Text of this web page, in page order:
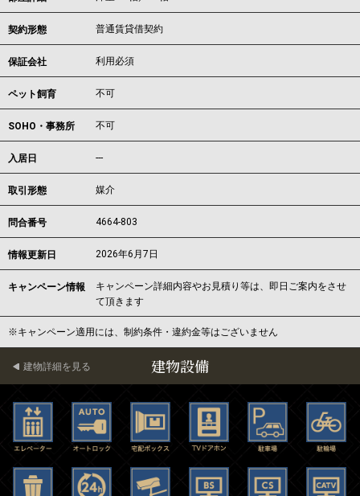
契約形態 普通賃貸借契約
保証会社 利用必須
ペット飼育 不可
SOHO・事務所 不可
入居日 ---
取引形態 媒介
問合番号 4664-803
情報更新日 2026年6月7日
キャンペーン情報
キャンペーン詳細内容やお見積り等は、即日ご案内をさせ
て頂きます
※キャンペーン適用には、制約条件・違約金等はございません
建物設備
建物詳細を見る